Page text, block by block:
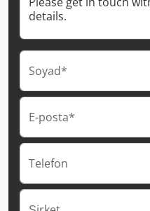
Soyad*
E-posta*
Telefon